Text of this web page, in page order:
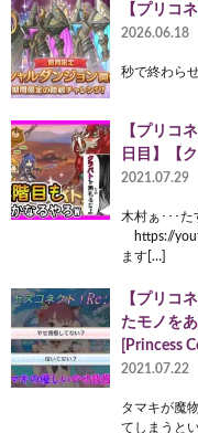
【プリコ
2026.06.18
秒で終わら
【プリコ
日目】【
2021.07.29
木村ぁ･･･た
https://
ます[…]
【プリコ
たモノを
[Princess
2021.07.22
タマキが魔
てしまうと